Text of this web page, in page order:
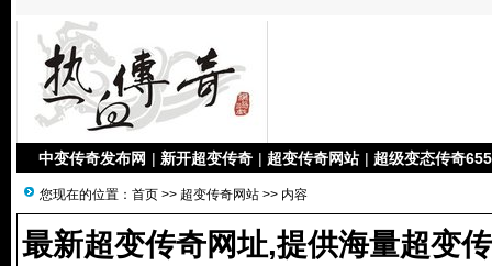
中变传奇发布网 | 新开超变传奇 | 超变传奇网站 | 超级变态传奇
您现在的位置： 首页 >> 超变传奇网站 >> 内容
最新超变传奇网址,提供海量超变